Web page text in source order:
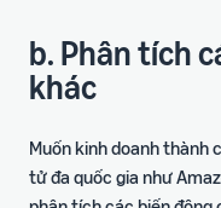
b. Phân tích
khác
Muốn kinh doanh
tử đa quốc gia như